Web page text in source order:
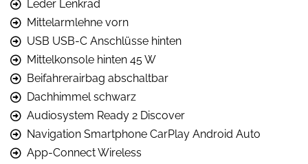
Leder Lenkrad
Mittelarmlehne vorn
USB USB-C Anschlüsse hinten
Mittelkonsole hinten 45 W
Beifahrerairbag abschaltbar
Dachhimmel schwarz
Audiosystem Ready 2 Discover
Navigation Smartphone CarPlay Android Auto
App-Connect Wireless